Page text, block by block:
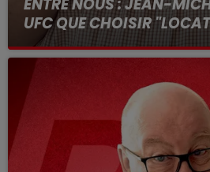
ENTRE NOUS : JEAN-
UFC QUE CHOISIR